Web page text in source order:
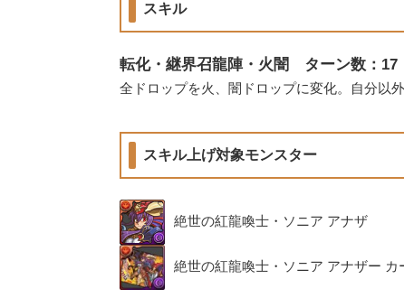
スキル
転化・継界召龍陣・火闇 ターン数：
全ドロップを火、闇ドロップに変化。自分以
スキル上げ対象モンスター
絶世の紅龍喚士・ソニア アナザ
絶世の紅龍喚士・ソニア アナザー カ